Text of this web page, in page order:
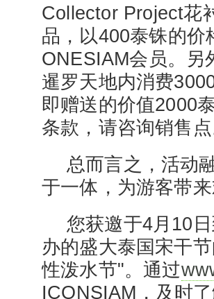
Collector Project花
品，以400泰铢的价
ONESIAM会员。另
暹罗天地内消费
即赠送的价值2000
条款，请咨询销售点
总而言之，活动
于一体，为游客带
您获邀于4月10
办的盛大泰国宋干
性泼水节"。通过
ICONSIAM，及时